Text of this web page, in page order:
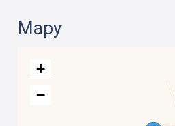
Mapy
+
−